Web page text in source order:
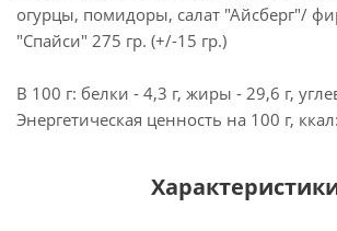
огурцы, помидоры, салат "Айсберг"/
"Спайси" 275 гр. (+/-15 гр.)
В 100 г: белки - 4,3 г, жиры - 29,6 г,
Энергетическая ценность на 100 г,